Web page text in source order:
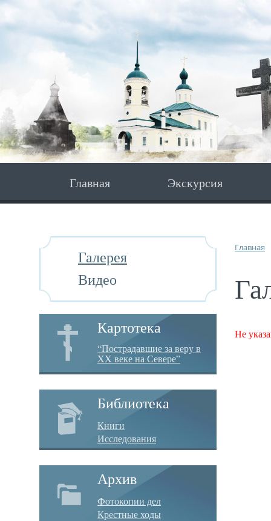
Главная Экскурсия
Галерея
Видео
Картотека
“Пострадавшие за веру в
XX веке на Севере”
Библиотека
Книги
Исследования
Архив
Фотокопии дел
Крестные ходы
Главная
Не